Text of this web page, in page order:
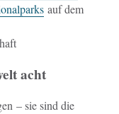
auf dem
acht
– sie sind die